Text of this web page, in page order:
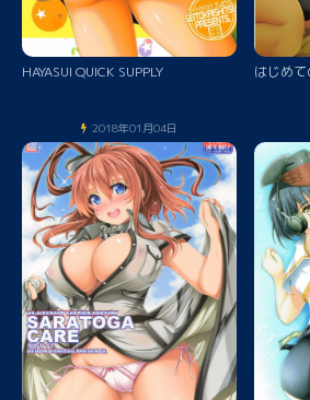
HAYASUI QUICK SUPPLY はじめ
2018年01月04日